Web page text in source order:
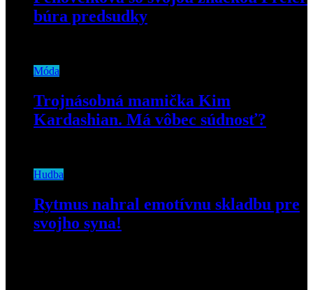
búra predsudky
Móda
Trojnásobná mamička Kim
Kardashian. Má vôbec súdnosť?
Hudba
Rytmus nahral emotívnu skladbu pre
svojho syna!